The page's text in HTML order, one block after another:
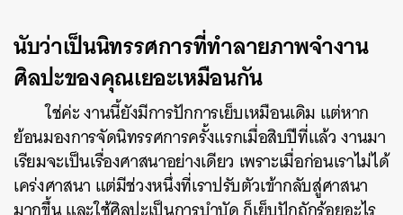
นับว่าเป็นนิทรรศการที่ทำลายภาพจำงาน
ศิลปะของคุณเยอะเหมือนกัน
ใช่ค่ะ งานนี้ยังมีการปักการเย็บเหมือนเดิม แต่หาก
ย้อนมองการจัดนิทรรศการครั้งแรกเมื่อสิบปีที่แล้ว งานมา
เรียมจะเป็นเรื่องศาสนาอย่างเดียว เพราะเมื่อก่อนเราไม่ได้
เคร่งศาสนา แต่มีช่วงหนึ่งที่เราปรับตัวเข้ากลับสู่ศาสนา